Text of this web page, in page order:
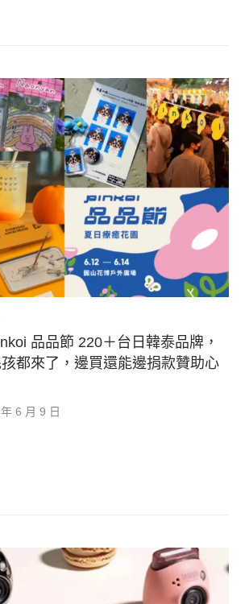
品品節 220＋台日韓泰品牌，
都來了，邊買還能邊捐款贊助心
6 月 9 日